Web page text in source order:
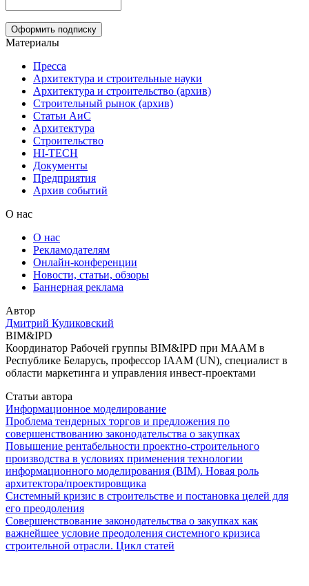
Материалы
Пресса
Архитектура и строительные науки
Архитектура и строительство (архив)
Строительный рынок (архив)
Статьи АиС
Архитектура
Строительство
HI-TECH
Документы
Предприятия
Архив событий
О нас
О нас
Рекламодателям
Онлайн-конференции
Новости, статьи, обзоры
Баннерная реклама
Автор
Дмитрий Куликовский
BIM&IPD
Координатор Рабочей группы BIM&IPD при МААМ в
Республике Беларусь, профессор IAAM (UN), специалист в
области маркетинга и управления инвест-проектами
Статьи автора
Информационное моделирование
Проблема тендерных торгов и предложения по
совершенствованию законодательства о закупках
Повышение рентабельности проектно-строительного
производства в условиях применения технологии
информационного моделирования (BIM). Новая роль
архитектора/проектировщика
Системный кризис в строительстве и постановка целей для
его преодоления
Совершенствование законодательства о закупках как
важнейшее условие преодоления системного кризиса
строительной отрасли. Цикл статей